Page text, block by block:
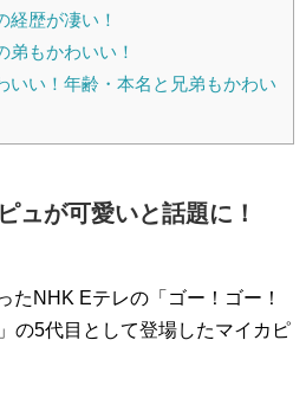
経歴が凄い！
弟もかわいい！
いい！年齢・本名と兄弟もかわい
ュが可愛いと話題に！
たNHK Eテレの「ゴー！ゴー！
の5代目として登場したマイカピ